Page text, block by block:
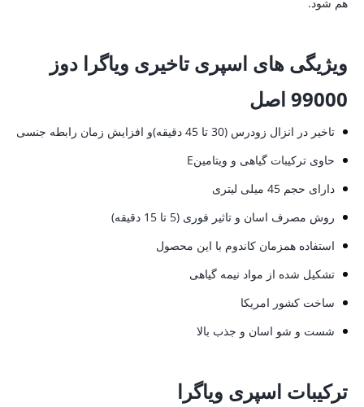
ویژیگی های اسپری تاخیری ویاگرا دوز
99000 اصل
تاخیر در انزال زودرس (30 تا 45 دقیقه)و افزایش زمان رابطه جنسی
حاوی ترکیبات گیاهی و ویتامینE
دارای حجم 45 میلی لیتری
روش مصرف اسان و تاثیر فوری (5 تا 15 دقیقه)
استفاده همزمان کاندوم با این محصول
تشکیل شده از مواد نیمه گیاهی
ساخت کشور امریکا
شست و شو اسان و جذب بالا
ترکیبات اسپری ویاگرا